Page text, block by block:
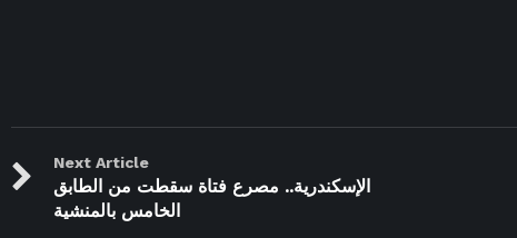
Next Article
الإسكندرية.. مصرع فتاة سقطت من الطابق
الخامس بالمنشية